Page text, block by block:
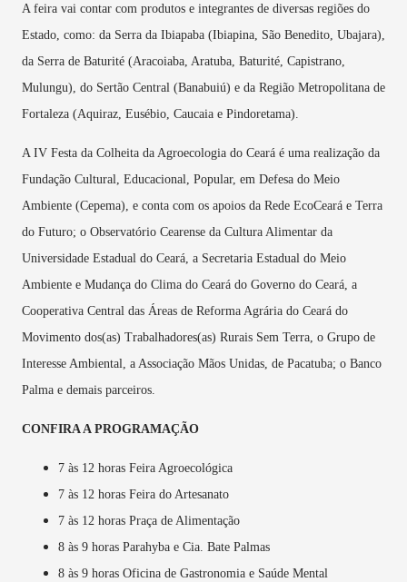
A feira vai contar com produtos e integrantes de diversas regiões do
Estado, como: da Serra da Ibiapaba (Ibiapina, São Benedito, Ubajara),
da Serra de Baturité (Aracoiaba, Aratuba, Baturité, Capistrano,
Mulungu), do Sertão Central (Banabuiú) e da Região Metropolitana de
Fortaleza (Aquiraz, Eusébio, Caucaia e Pindoretama).
A IV Festa da Colheita da Agroecologia do Ceará é uma realização da
Fundação Cultural, Educacional, Popular, em Defesa do Meio
Ambiente (Cepema), e conta com os apoios da Rede EcoCeará e Terra
do Futuro; o Observatório Cearense da Cultura Alimentar da
Universidade Estadual do Ceará, a Secretaria Estadual do Meio
Ambiente e Mudança do Clima do Ceará do Governo do Ceará, a
Cooperativa Central das Áreas de Reforma Agrária do Ceará do
Movimento dos(as) Trabalhadores(as) Rurais Sem Terra, o Grupo de
Interesse Ambiental, a Associação Mãos Unidas, de Pacatuba; o Banco
Palma e demais parceiros.
CONFIRA A PROGRAMAÇÃO
7 às 12 horas Feira Agroecológica
7 às 12 horas Feira do Artesanato
7 às 12 horas Praça de Alimentação
8 às 9 horas Parahyba e Cia. Bate Palmas
8 às 9 horas Oficina de Gastronomia e Saúde Mental